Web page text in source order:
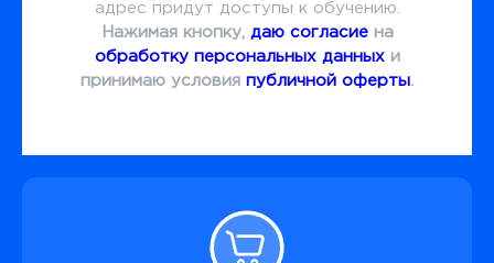
адрес придут доступы к обучению.
Нажимая кнопку, даю согласиена
обработку персональных данныхи
принимаю условия публичной оферты.